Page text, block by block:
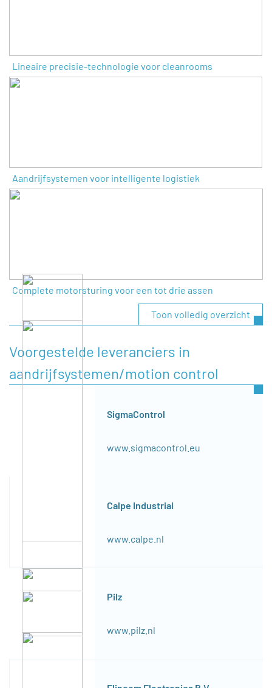
Lineaire precisie-technologie voor cleanrooms
Aandrijfsystemen voor intelligente logistiek
Complete motorsturing voor een tot drie assen
Toon volledig overzicht
Voorgestelde leveranciers in
aandrijfsystemen/motion control
SigmaControl
www.sigmacontrol.eu
Calpe Industrial
www.calpe.nl
Pilz
www.pilz.nl